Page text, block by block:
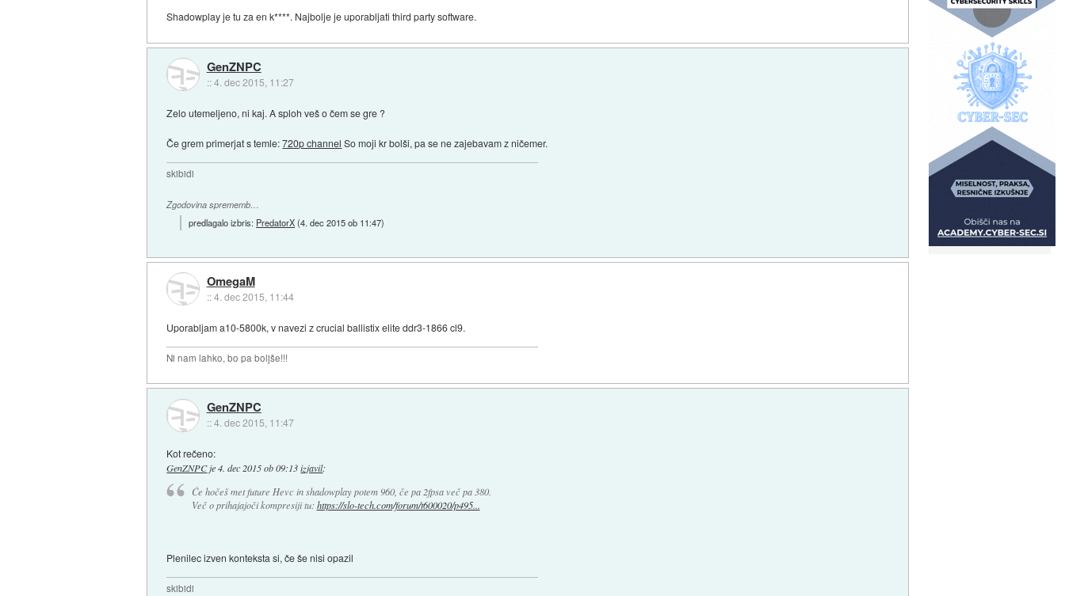
Shadowplay je tu za en k****. Najbolje je uporabljati third party software.
GenZNPC
::4. dec 2015, 11:27
Zelo utemeljeno, ni kaj. A sploh veš o čem se gre ?
Če grem primerjat s temle:720p channel So moji kr bolši, pa se ne zajebavam z ničemer.
skibidi
Zgodovina sprememb…
predlagalo izbris: PredatorX(4. dec 2015 ob 11:47)
OmegaM
::4. dec 2015, 11:44
Uporabljam a10-5800k, v navezi z crucial ballistix elite ddr3-1866 cl9.
Ni nam lahko, bo pa boljše!!!
GenZNPC
::4. dec 2015, 11:47
Kot rečeno:
GenZNPCje4. dec 2015 ob 09:13 izjavil:
Če hočeš met future Hevc in shadowplay potem 960, če pa 2fpsa več pa 380.
Več o prihajajoči kompresiji tu: https://slo-tech.com/forum/t600020/p495...
Plenilec izven konteksta si, če še nisi opazil
skibidi